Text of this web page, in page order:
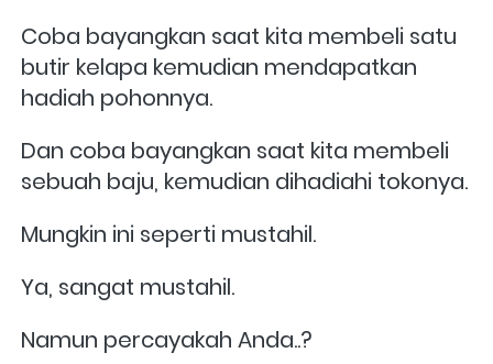
Coba bayangkan saat kita membeli satu
butir kelapa kemudian mendapatkan
hadiah pohonnya.
Dan coba bayangkan saat kita membeli
sebuah baju, kemudian dihadiahi tokonya.
Mungkin ini seperti mustahil.
Ya, sangat mustahil.
Namun percayakah Anda..?